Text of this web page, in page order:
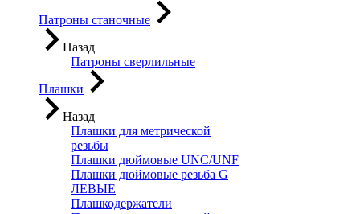
Патроны станочные
Назад
Патроны сверлильные
Плашки
Назад
Плашки для метрической
резьбы
Плашки дюймовые UNC/UNF
Плашки дюймовые резьба G
ЛЕВЫЕ
Плашкодержатели